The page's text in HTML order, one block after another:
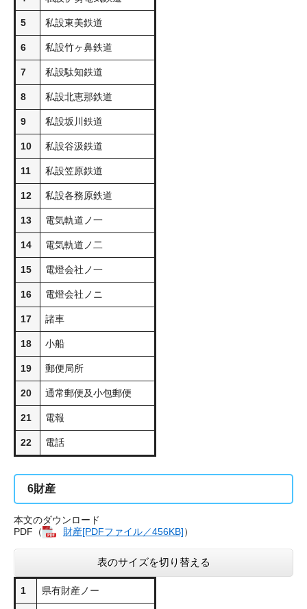
5 私設東美鉄道
6 私設竹ヶ鼻鉄道
7 私設駄知鉄道
8 私設北恵那鉄道
9 私設坂川鉄道
10 私設谷汲鉄道
11 私設笠原鉄道
12 私設各務原鉄道
13 電気軌道ノ一
14 電気軌道ノ二
15 電燈会社ノ一
16 電燈会社ノニ
17 諸車
18 小船
19 郵便局所
20 通常郵便及小包郵便
21 電報
22 電話
6財産
本文のダウンロード
PDF（
財産[PDFファイル／456KB]）
表のサイズを切り替える
1 県有財産ノー